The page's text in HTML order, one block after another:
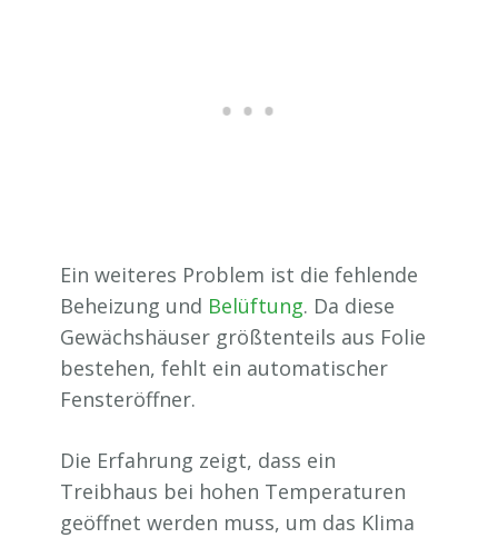
Ein weiteres Problem ist die fehlende
Beheizung und Belüftung. Da diese
Gewächshäuser größtenteils aus Folie
bestehen, fehlt ein automatischer
Fensteröffner.
Die Erfahrung zeigt, dass ein
Treibhaus bei hohen Temperaturen
geöffnet werden muss, um das Klima